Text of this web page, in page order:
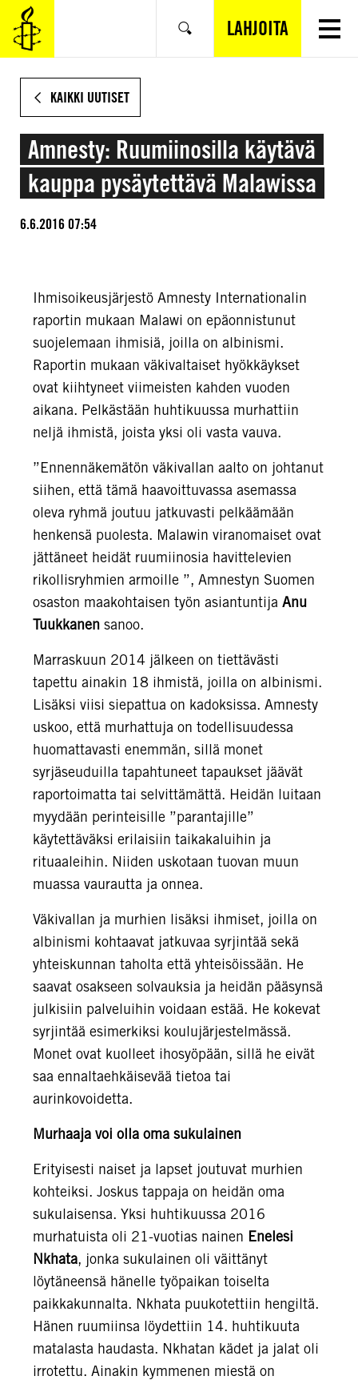
SIIRRY
VARSINAISEEN
SISÄLTÖÖN
Hae LAHJOITA
KAIKKI UUTISET
Amnesty: Ruumiinosilla käytävä
kauppa pysäytettävä Malawissa
6.6.2016 07:54
Ihmisoikeusjärjestö Amnesty Internationalin
raportin mukaan Malawi on epäonnistunut
suojelemaan ihmisiä, joilla on albinismi.
Raportin mukaan väkivaltaiset hyökkäykset
ovat kiihtyneet viimeisten kahden vuoden
aikana. Pelkästään huhtikuussa murhattiin
neljä ihmistä, joista yksi oli vasta vauva.
”Ennennäkemätön väkivallan aalto on johtanut
siihen, että tämä haavoittuvassa asemassa
oleva ryhmä joutuu jatkuvasti pelkäämään
henkensä puolesta. Malawin viranomaiset ovat
jättäneet heidät ruumiinosia havittelevien
rikollisryhmien armoille ”, Amnestyn Suomen
osaston maakohtaisen työn asiantuntija Anu
Tuukkanen sanoo.
Marraskuun 2014 jälkeen on tiettävästi
tapettu ainakin 18 ihmistä, joilla on albinismi.
Lisäksi viisi siepattua on kadoksissa. Amnesty
uskoo, että murhattuja on todellisuudessa
huomattavasti enemmän, sillä monet
syrjäseuduilla tapahtuneet tapaukset jäävät
raportoimatta tai selvittämättä. Heidän luitaan
myydään perinteisille ”parantajille”
käytettäväksi erilaisiin taikakaluihin ja
rituaaleihin. Niiden uskotaan tuovan muun
muassa vaurautta ja onnea.
Väkivallan ja murhien lisäksi ihmiset, joilla on
albinismi kohtaavat jatkuvaa syrjintää sekä
yhteiskunnan taholta että yhteisöissään. He
saavat osakseen solvauksia ja heidän pääsynsä
julkisiin palveluihin voidaan estää. He kokevat
syrjintää esimerkiksi koulujärjestelmässä.
Monet ovat kuolleet ihosyöpään, sillä he eivät
saa ennaltaehkäisevää tietoa tai
aurinkovoidetta.
Murhaaja voi olla oma sukulainen
Erityisesti naiset ja lapset joutuvat murhien
kohteiksi. Joskus tappaja on heidän oma
sukulaisensa. Yksi huhtikuussa 2016
murhatuista oli 21-vuotias nainen Enelesi
Nkhata, jonka sukulainen oli väittänyt
löytäneensä hänelle työpaikan toiselta
paikkakunnalta. Nkhata puukotettiin hengiltä.
Hänen ruumiinsa löydettiin 14. huhtikuuta
matalasta haudasta. Nkhatan kädet ja jalat oli
irrotettu. Ainakin kymmenen miestä on